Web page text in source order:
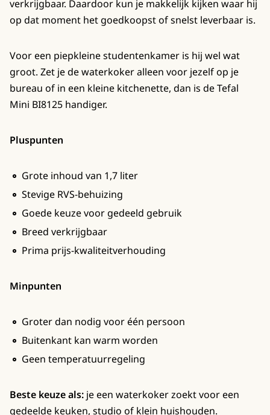
verkrijgbaar. Daardoor kun je makkelijk kijken waar hij
op dat moment het goedkoopst of snelst leverbaar is.
Voor een piepkleine studentenkamer is hij wel wat
groot. Zet je de waterkoker alleen voor jezelf op je
bureau of in een kleine kitchenette, dan is de Tefal
Mini BI8125 handiger.
Pluspunten
Grote inhoud van 1,7 liter
Stevige RVS-behuizing
Goede keuze voor gedeeld gebruik
Breed verkrijgbaar
Prima prijs-kwaliteitverhouding
Minpunten
Groter dan nodig voor één persoon
Buitenkant kan warm worden
Geen temperatuurregeling
Beste keuze als: je een waterkoker zoekt voor een
gedeelde keuken, studio of klein huishouden.